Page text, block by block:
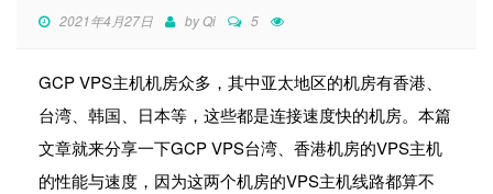
2021年4月27日 byQi 5
GCP VPS主机机房众多，其中亚太地区的机房有香港、
台湾、韩国、日本等，这些都是连接速度快的机房。本篇
文章就来分享一下GCP VPS台湾、香港机房的VPS主机
的性能与速度，因为这两个机房的VPS主机线路都算不